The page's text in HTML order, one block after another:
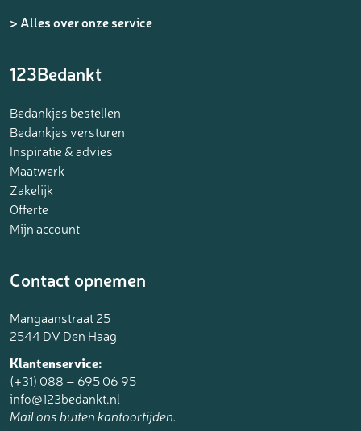
> Alles over onze service
123Bedankt
Bedankjes bestellen
Bedankjes versturen
Inspiratie & advies
Maatwerk
Zakelijk
Offerte
Mijn account
Contact opnemen
Mangaanstraat 25
2544 DV Den Haag
Klantenservice:
(+31) 088 – 695 06 95
info@123bedankt.nl
Mail ons buiten kantoortijden.